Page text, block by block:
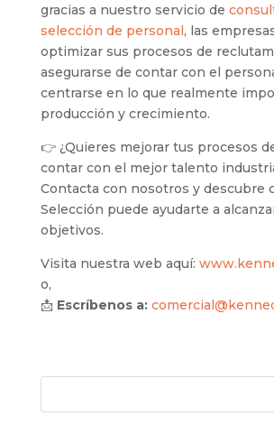
gracias a nuestro servicio de
selección de personal, las
optimizar sus procesos de
asegurarse de contar con el
centrarse en lo que realmente
producción y crecimiento.
👉 ¿Quieres mejorar tus procesos
contar con el mejor talento
Contacta con nosotros y descubre
Selección puede ayudarte a
objetivos.
Visita nuestra web aquí:
o,
📩 Escríbenos a: